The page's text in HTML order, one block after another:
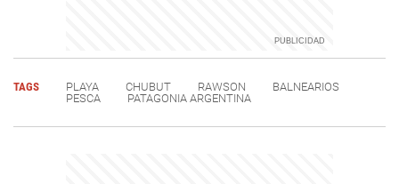
TAGS PLAYA CHUBUT RAWSON
BALNEARIOS
PESCA
PATAGONIA ARGENTINA